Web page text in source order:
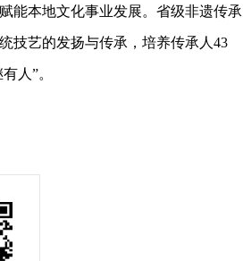
能本地文化事业发展。省级非遗传承
技艺的发扬与传承，培养传承人43
人”。